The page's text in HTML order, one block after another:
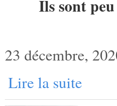
Ils sont
23 décembre,
Lire la suite